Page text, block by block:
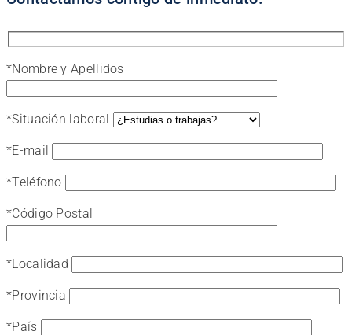
*Nombre y Apellidos
*Situación laboral
*E-mail
*Teléfono
*Código Postal
*Localidad
*Provincia
*País